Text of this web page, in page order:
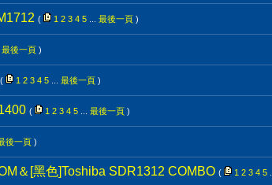
( 1 2 3 4 5 最後一頁 )
最後一頁 )
( 1 2 3 4 5 最後一頁 )
( 1 2 3 4 5 最後一頁 )
後一頁 )
＆[黑色]Toshiba SDR1312 COMBO ( 1 2 3 4 5